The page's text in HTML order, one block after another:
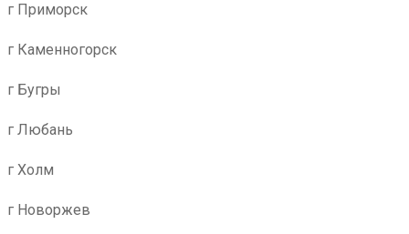
г Приморск
г Каменногорск
г Бугры
г Любань
г Холм
г Новоржев